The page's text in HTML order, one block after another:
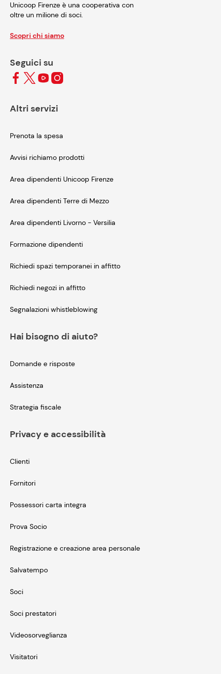
Unicoop Firenze è una cooperativa con
oltre un milione di soci.
Scopri chi siamo
Seguici su
Altri servizi
Prenota la spesa
Avvisi richiamo prodotti
Area dipendenti Unicoop Firenze
Area dipendenti Terre di Mezzo
Area dipendenti Livorno - Versilia
Formazione dipendenti
Richiedi spazi temporanei in affitto
Richiedi negozi in affitto
Segnalazioni whistleblowing
Hai bisogno di aiuto?
Domande e risposte
Assistenza
Strategia fiscale
Privacy e accessibilità
Clienti
Fornitori
Possessori carta integra
Prova Socio
Registrazione e creazione area personale
Salvatempo
Soci
Soci prestatori
Videosorveglianza
Visitatori